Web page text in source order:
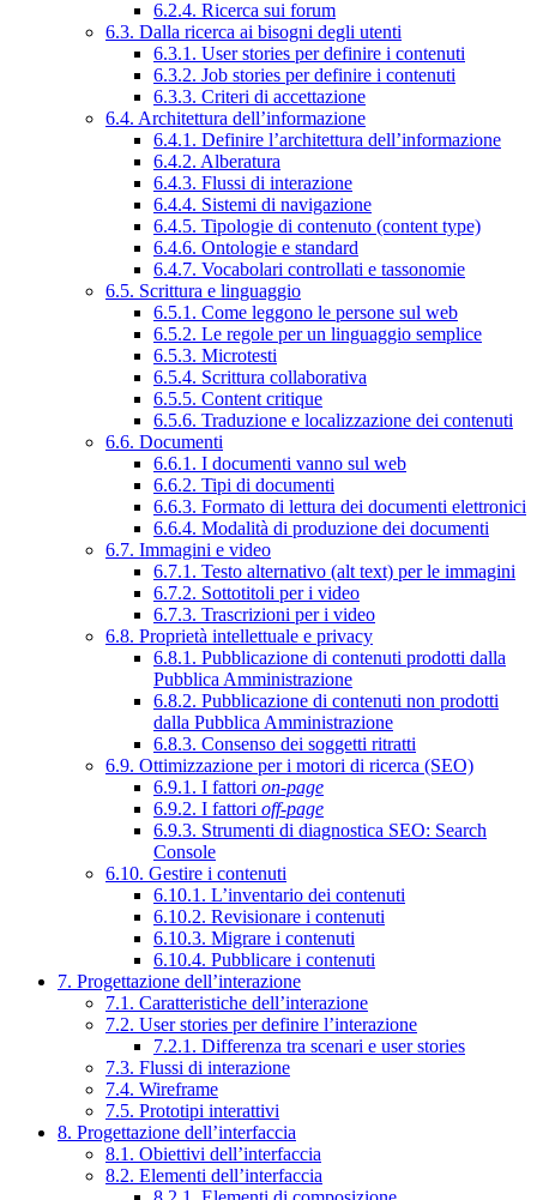
6.2.4. Ricerca sui forum
6.3. Dalla ricerca ai bisogni degli utenti
6.3.1. User stories per definire i contenuti
6.3.2. Job stories per definire i contenuti
6.3.3. Criteri di accettazione
6.4. Architettura dell’informazione
6.4.1. Definire l’architettura dell’informazione
6.4.2. Alberatura
6.4.3. Flussi di interazione
6.4.4. Sistemi di navigazione
6.4.5. Tipologie di contenuto (content type)
6.4.6. Ontologie e standard
6.4.7. Vocabolari controllati e tassonomie
6.5. Scrittura e linguaggio
6.5.1. Come leggono le persone sul web
6.5.2. Le regole per un linguaggio semplice
6.5.3. Microtesti
6.5.4. Scrittura collaborativa
6.5.5. Content critique
6.5.6. Traduzione e localizzazione dei contenuti
6.6. Documenti
6.6.1. I documenti vanno sul web
6.6.2. Tipi di documenti
6.6.3. Formato di lettura dei documenti elettronici
6.6.4. Modalità di produzione dei documenti
6.7. Immagini e video
6.7.1. Testo alternativo (alt text) per le immagini
6.7.2. Sottotitoli per i video
6.7.3. Trascrizioni per i video
6.8. Proprietà intellettuale e privacy
6.8.1. Pubblicazione di contenuti prodotti dalla
Pubblica Amministrazione
6.8.2. Pubblicazione di contenuti non prodotti
dalla Pubblica Amministrazione
6.8.3. Consenso dei soggetti ritratti
6.9. Ottimizzazione per i motori di ricerca (SEO)
6.9.1. I fattori on-page
6.9.2. I fattori off-page
6.9.3. Strumenti di diagnostica SEO: Search
Console
6.10. Gestire i contenuti
6.10.1. L’inventario dei contenuti
6.10.2. Revisionare i contenuti
6.10.3. Migrare i contenuti
6.10.4. Pubblicare i contenuti
7. Progettazione dell’interazione
7.1. Caratteristiche dell’interazione
7.2. User stories per definire l’interazione
7.2.1. Differenza tra scenari e user stories
7.3. Flussi di interazione
7.4. Wireframe
7.5. Prototipi interattivi
8. Progettazione dell’interfaccia
8.1. Obiettivi dell’interfaccia
8.2. Elementi dell’interfaccia